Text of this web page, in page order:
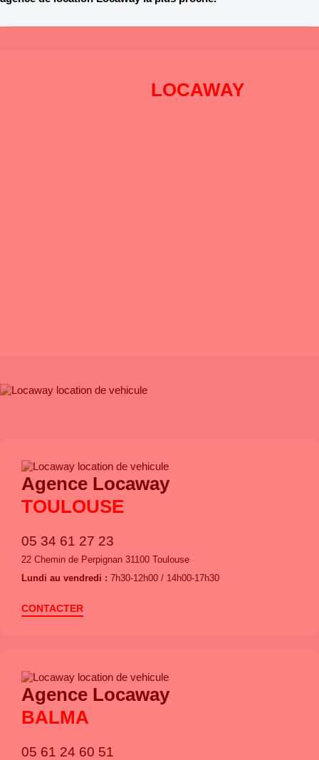
LOCAWAY
Agence Locaway
TOULOUSE
05 34 61 27 23
22 Chemin de Perpignan 31100 Toulouse
Lundi au vendredi : 7h30-12h00 / 14h00-17h30
CONTACTER
Agence Locaway
BALMA
05 61 24 60 51